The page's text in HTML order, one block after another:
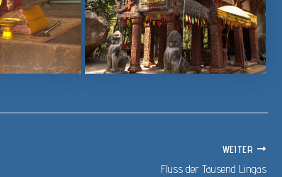
WEITER
Fluss der Tausend Lingas